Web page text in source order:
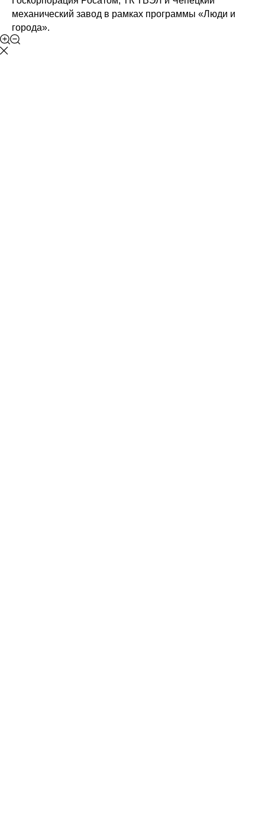
механический завод в рамках программы «Люди и
города».